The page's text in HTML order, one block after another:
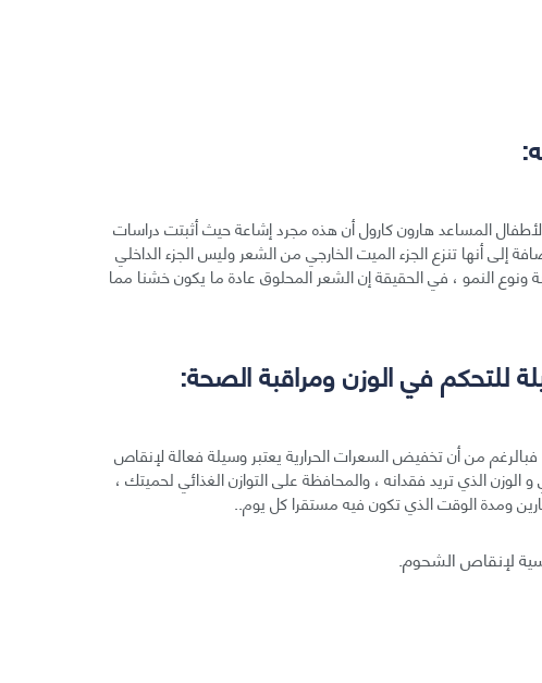
المساعد هارون كارول أن هذه مجرد إشاعة حيث أثبتت دراسات
إلى أنها تنزع الجزء الميت الخارجي من الشعر وليس الجزء الداخلي
ونوع النمو ، في الحقيقة إن الشعر المحلوق عادة ما يكون خشنا مما
فبالرغم من أن تخفيض السعرات الحرارية يعتبر وسيلة فعالة لإنقاص
الوزن الذي تريد فقدانه ، والمحافظة على التوازن الغذائي لحميتك ،
ومدة الوقت الذي تكون فيه مستقرا كل يوم..
لإنقاص الشحوم.